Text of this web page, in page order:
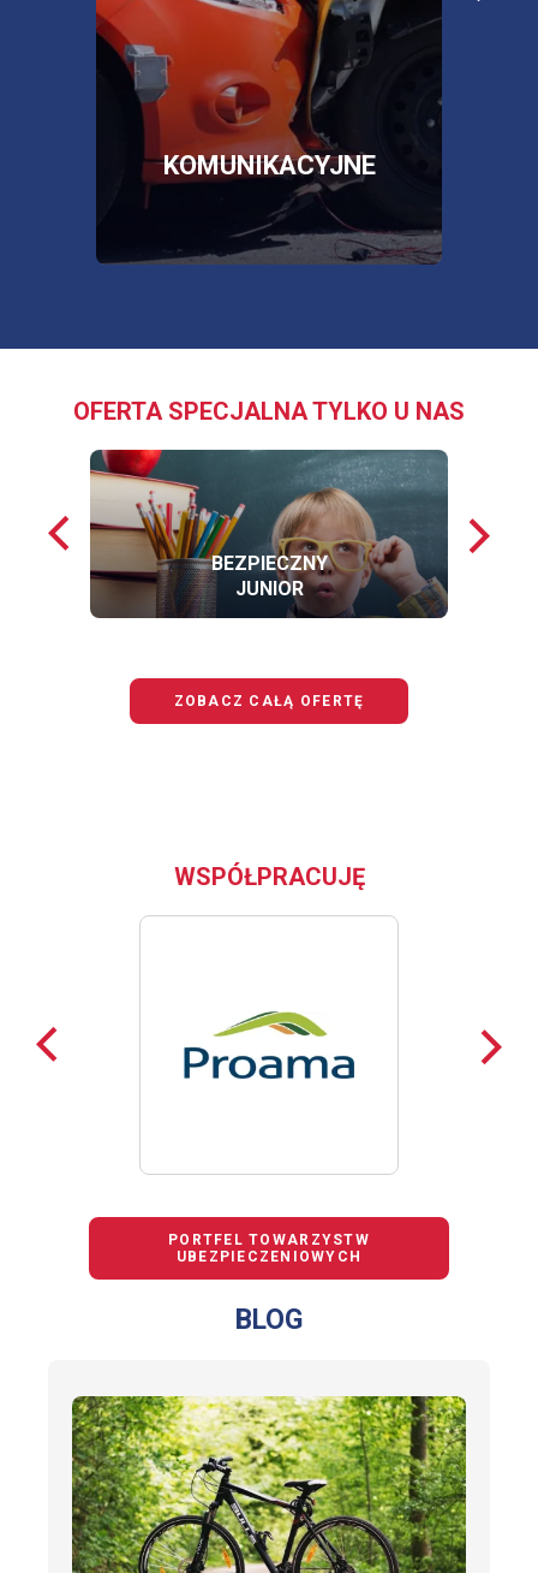
KOMUNIKACYJNE
SKLEP
OTWORZY
SIĘ
W
NOWEJ
KARCIE
OFERTA SPECJALNA TYLKO U NAS
Poprzednie
loga
BEZPIECZNY
JUNIOR
loga
ZOBACZ CAŁĄ OFERTĘ
WSPÓŁPRACUJĘ
Poprzednie
loga
loga
PORTFEL TOWARZYSTW
UBEZPIECZENIOWYCH
BLOG